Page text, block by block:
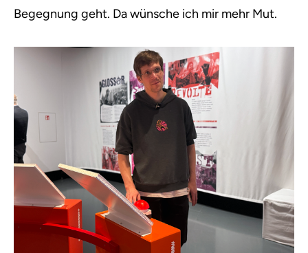
Begegnung geht. Da wünsche ich mir mehr Mut.